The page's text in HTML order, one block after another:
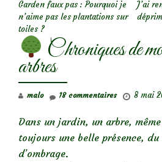
Garden faux pas : Pourquoi je
n’aime pas les plantations sur
toiles ?
J’ai
Chroniques de
arbres
malo 8 mai
18 commentaires
Dans un jardin, un arbre,
toujours une belle présence,
d’ombrage.